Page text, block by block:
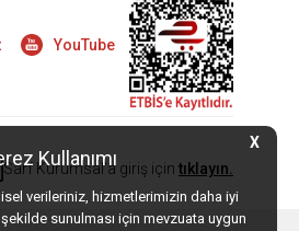
X
Kullanımı
verileriniz, hizmetlerimizin daha iyi
şekilde sunulması için mevzuata uygun
YouTube
Sarf Kurumsal'a giriş için tıklayın.